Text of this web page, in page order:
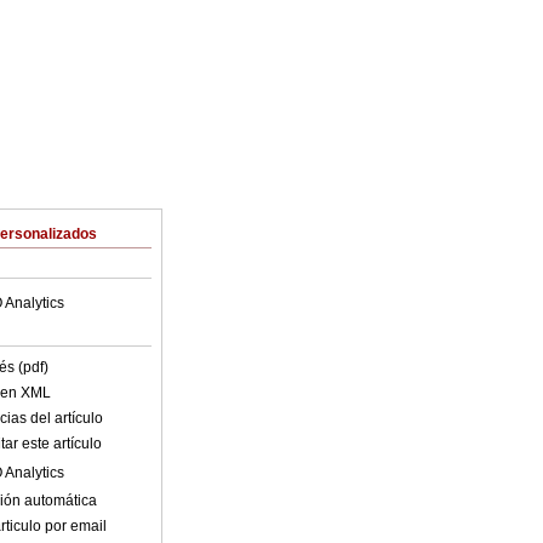
Analytics
(pdf)
XML
del artículo
este artículo
Analytics
automática
por email